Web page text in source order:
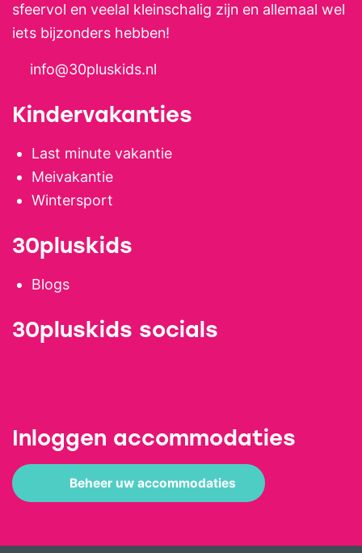
sfeervol en veelal kleinschalig zijn en allemaal wel
iets bijzonders hebben!
info@30pluskids.nl
Kindervakanties
Last minute vakantie
Meivakantie
Wintersport
30pluskids
Blogs
30pluskids socials
Inloggen accommodaties
Beheer uw accommodaties